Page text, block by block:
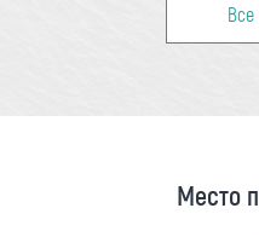
Все
Место